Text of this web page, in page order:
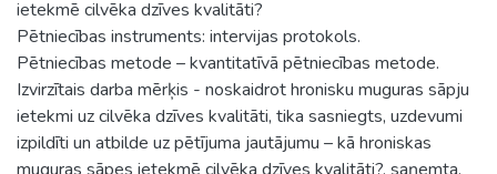
ietekmē cilvēka dzīves kvalitāti?
Pētniecības instruments: intervijas protokols.
Pētniecības metode – kvantitatīvā pētniecības metode.
Izvirzītais darba mērķis - noskaidrot hronisku muguras sāpju
ietekmi uz cilvēka dzīves kvalitāti, tika sasniegts, uzdevumi
izpildīti un atbilde uz pētījuma jautājumu – kā hroniskas